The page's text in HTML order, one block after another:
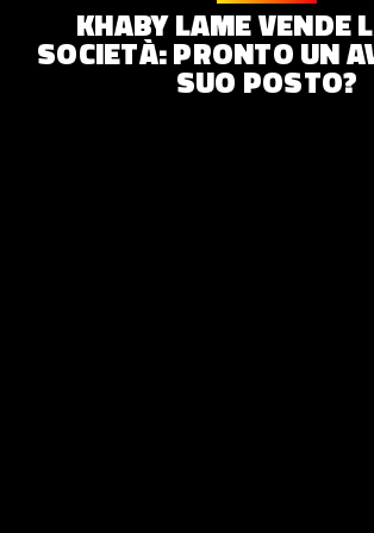
KHABY LAME VENDE
SOCIETÀ: PRONTO UN
SUO POSTO?